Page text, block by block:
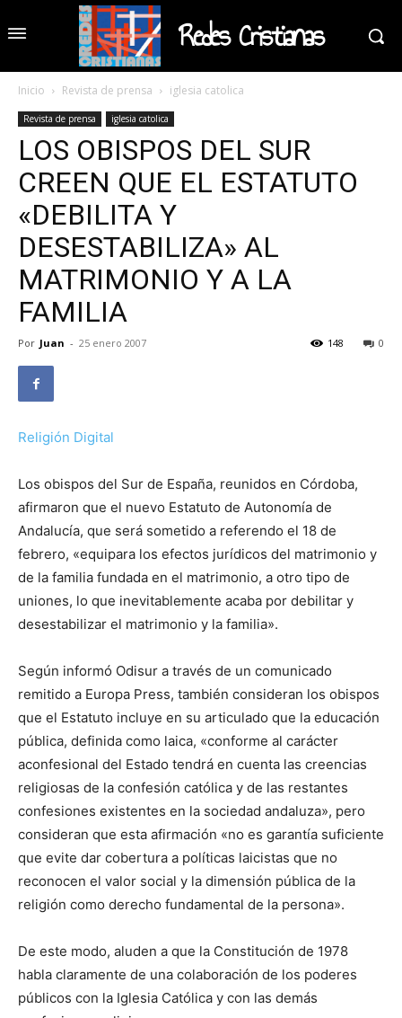
Redes Cristianas
Inicio Revista de prensa iglesia catolica
Revista de prensa iglesia catolica
LOS OBISPOS DEL SUR
CREEN QUE EL ESTATUTO
«DEBILITA Y
DESESTABILIZA» AL
MATRIMONIO Y A LA
FAMILIA
Por Juan - 25 enero 2007 0
148
Religión Digital
Los obispos del Sur de España, reunidos en Córdoba,
afirmaron que el nuevo Estatuto de Autonomía de
Andalucía, que será sometido a referendo el 18 de
febrero, «equipara los efectos jurídicos del matrimonio y
de la familia fundada en el matrimonio, a otro tipo de
uniones, lo que inevitablemente acaba por debilitar y
desestabilizar el matrimonio y la familia».
Según informó Odisur a través de un comunicado
remitido a Europa Press, también consideran los obispos
que el Estatuto incluye en su articulado que la educación
pública, definida como laica, «conforme al carácter
aconfesional del Estado tendrá en cuenta las creencias
religiosas de la confesión católica y de las restantes
confesiones existentes en la sociedad andaluza», pero
consideran que esta afirmación «no es garantía suficiente
que evite dar cobertura a políticas laicistas que no
reconocen el valor social y la dimensión pública de la
religión como derecho fundamental de la persona».
De este modo, aluden a que la Constitución de 1978
habla claramente de una colaboración de los poderes
públicos con la Iglesia Católica y con las demás